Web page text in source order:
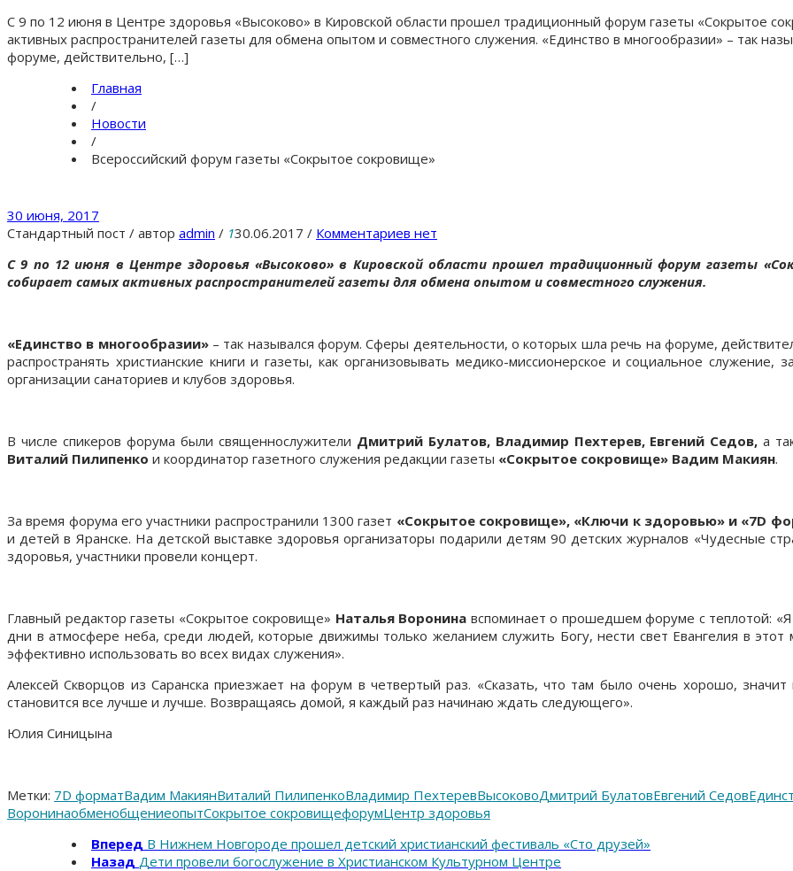
С 9 по 12 июня в Центре здоровья «Высоково» в Кировской области прошел традиционный форум газеты «Сокрытое
активных распространителей газеты для обмена опытом и совместного служения. «Единство в многообразии» – так
форуме, действительно, […]
Главная
/
Новости
/
Всероссийский форум газеты «Сокрытое сокровище»
30 июня, 2017
Стандартный пост / автор admin / 130.06.2017 / Комментариев нет
С 9 по 12 июня в Центре здоровья «Высоково» в Кировской области прошел традиционный форум газеты
собирает самых активных распространителей газеты для обмена опытом и совместного служения.
«Единство в многообразии»– так назывался форум. Сферы деятельности, о которых шла речь на форуме,
распространять христианские книги и газеты, как организовывать медико-миссионерское и социальное служение,
организации санаториев и клубов здоровья.
В числе спикеров форума были священнослужители Дмитрий Булатов, Владимир Пехтерев, Евгений Седов, а
Виталий Пилипенко и координатор газетного служения редакции газеты «Сокрытое сокровище» Вадим Макиян.
За время форума его участники распространили 1300 газет «Сокрытое сокровище», «Ключи к здоровью» и «7D
и детей в Яранске. На детской выставке здоровья организаторы подарили детям 90 детских журналов «Чудесные
здоровья, участники провели концерт.
Главный редактор газеты «Сокрытое сокровище» Наталья Воронина вспоминает о прошедшем форуме с теплотой:
дни в атмосфере неба, среди людей, которые движимы только желанием служить Богу, нести свет Евангелия в
эффективно использовать во всех видах служения».
Алексей Скворцов из Саранска приезжает на форум в четвертый раз. «Сказать, что там было очень хорошо,
становится все лучше и лучше. Возвращаясь домой, я каждый раз начинаю ждать следующего».
Юлия Синицына
Метки: 7D форматВадим МакиянВиталий ПилипенкоВладимир ПехтеревВысоковоДмитрий БулатовЕвгений Седов
ВоронинаобменобщениеопытСокрытое сокровищефорумЦентр здоровья
Вперед В Нижнем Новгороде прошел детский христианский фестиваль «Сто друзей»
Назад Дети провели богослужение в Христианском Культурном Центре